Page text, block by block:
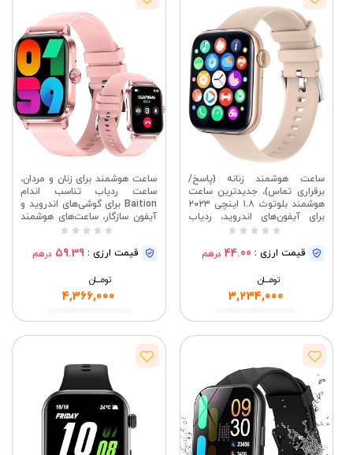
ساعت هوشمند زنانه (پاسخ/
برقراری تماس)، جدیدترین ساعت
هوشمند بلوتوث ۱.۸ اینچی ۲۰۲۳
برای آیفون‌های اندروید، ردیاب
قیمت ارزی : 44.00 درهم
تومــــــان
3,234,000
مشاهده
ساعت هوشمند برای زنان و مردان،
ساعت ردیاب تناسب اندام
Baition برای گوشی‌های اندروید و
آیفون سازگار، ساعت‌های هوشمند
بیش از 100 حالت ورزشیقیمت ارزی : 59.39 درهم
تومــــــان
4,366,000
مشاهده